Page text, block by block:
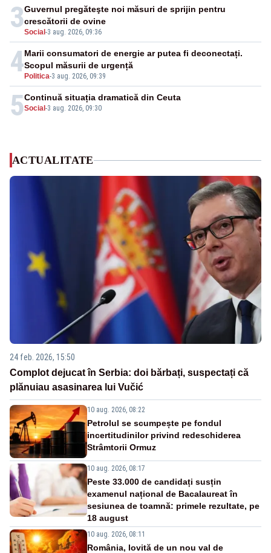
3Social -3 aug. 2026, 09:36
Guvernul pregăteşte noi măsuri de sprijin pentru
crescătorii de ovine
4 Politica-3 aug. 2026, 09:39
Marii consumatori de energie ar putea fi deconectați.
Scopul măsurii de urgență
5Social -3 aug. 2026, 09:30
Continuă situația dramatică din Ceuta
ACTUALITATE
24 feb. 2026, 15:50
Complot dejucat în Serbia: doi bărbați, suspectați că
plănuiau asasinarea lui Vučić
10 aug. 2026, 08:22
Petrolul se scumpește pe fondul
incertitudinilor privind redeschiderea
Strâmtorii Ormuz
10 aug. 2026, 08:17
Peste 33.000 de candidați susțin
examenul național de Bacalaureat în
sesiunea de toamnă: primele rezultate, pe
18 august
10 aug. 2026, 08:11
România, lovită de un nou val de